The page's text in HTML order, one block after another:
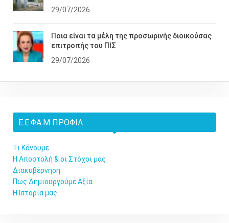
29/07/2026
Ποια είναι τα μέλη της προσωρινής διοικούσας
επιτροπής του ΠΙΣ
29/07/2026
Ε.Ε.ΦΑ.Μ ΠΡΟΦΊΛ
Τι Κάνουμε
Η Αποστολή & οι Στόχοι μας
Διακυβέρνηση
Πως Δημιουργούμε Αξία
Η Ιστορία μας